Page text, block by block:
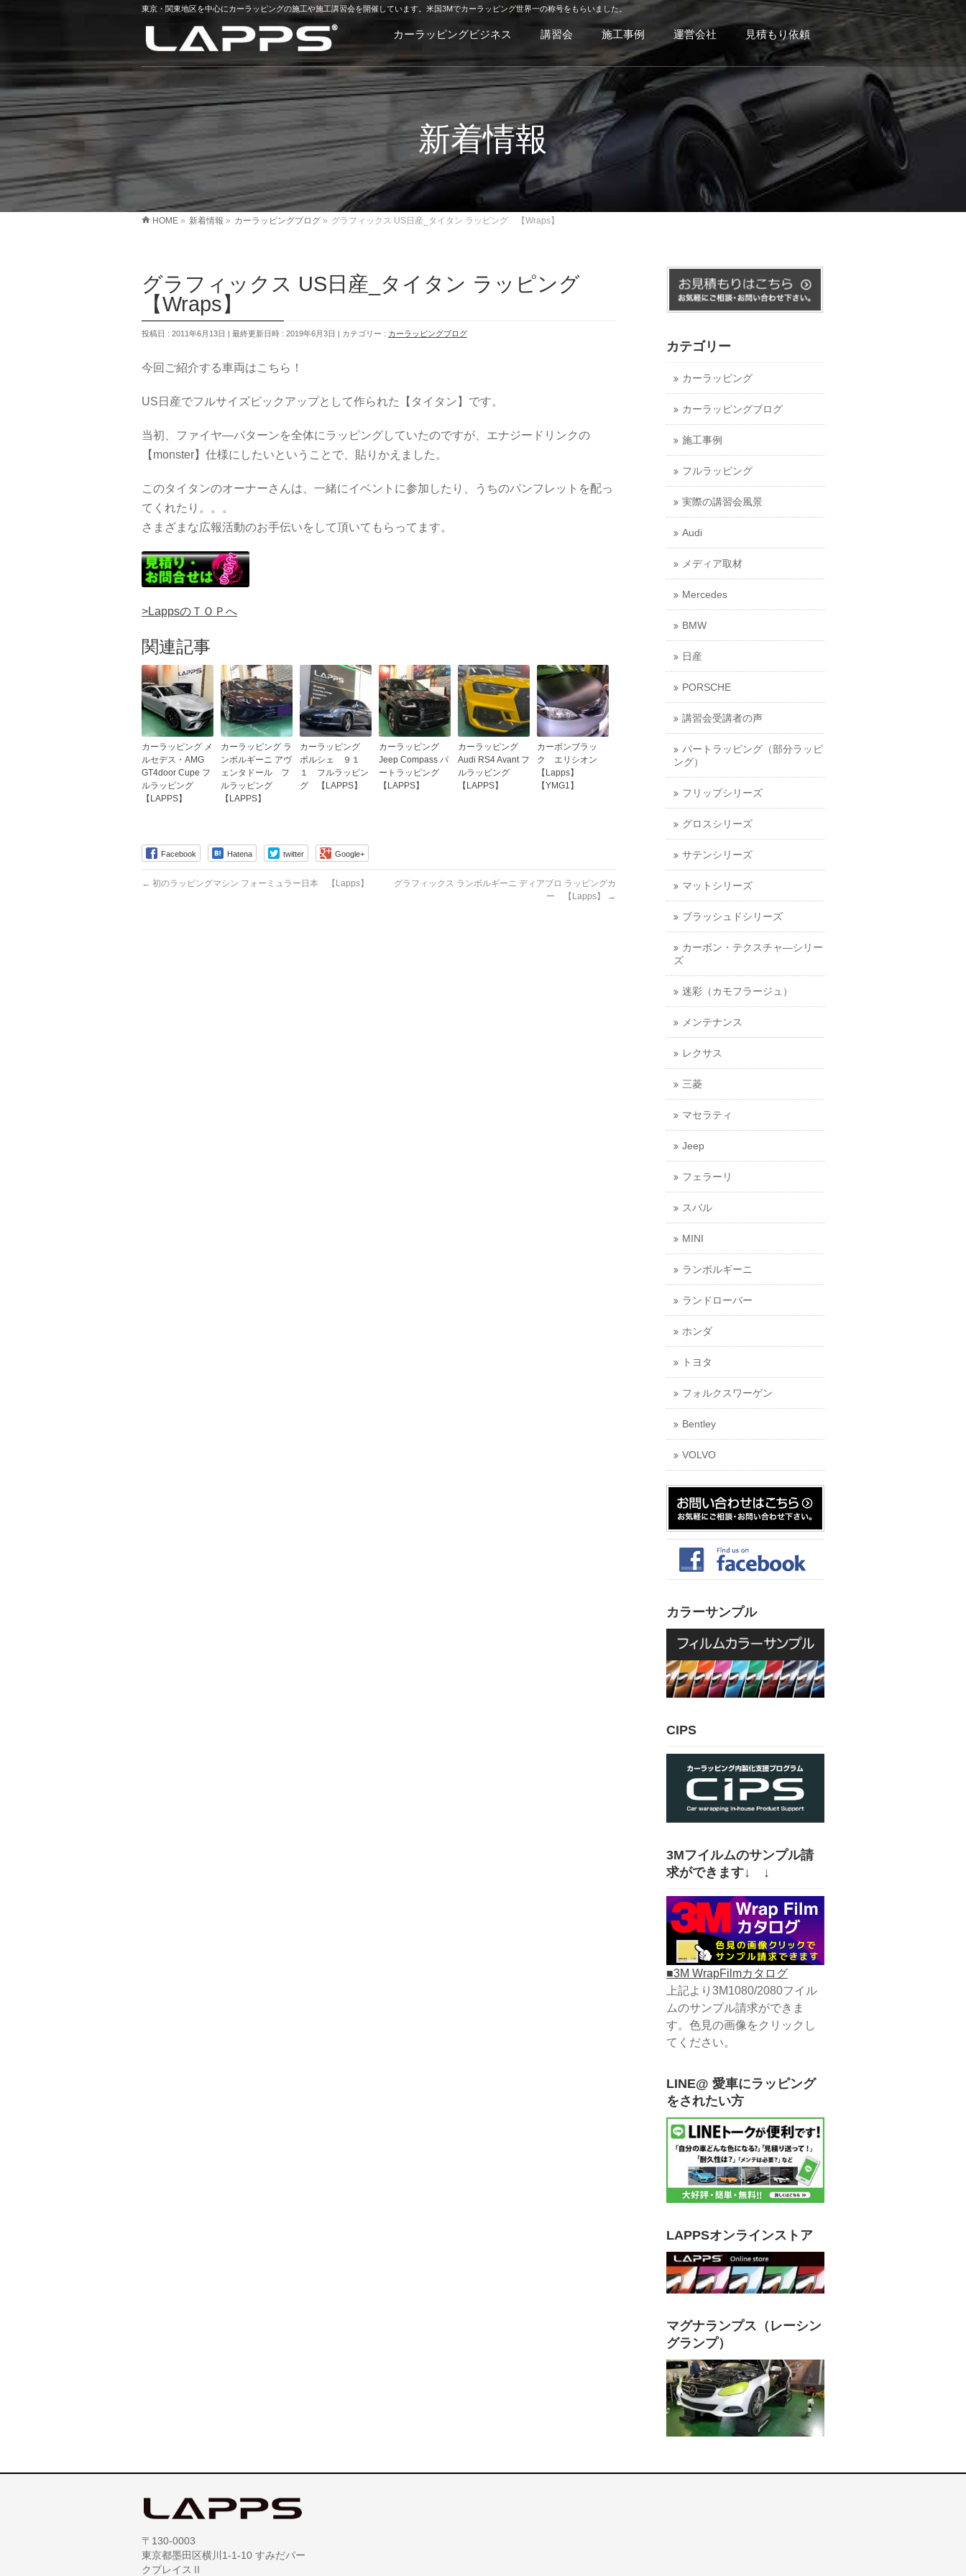
東京・関東地区を中心にカーラッピングの施工や施工講習会を開催しています。米国3Mでカーラッピング世界一の称号をもらいました。
カーラッピングビジネス 講習会 施工事例 運営会社 見積もり依頼
新着情報
HOME » 新着情報 » カーラッピングブログ » グラフィックス US日産_タイタン ラッピング 【Wraps】
グラフィックス US日産_タイタン ラッピング
【Wraps】
投稿日 : 2011年6月13日 最終更新日時 : 2019年6月3日 カテゴリー : カーラッピングブログ
今回ご紹介する車両はこちら！
US日産でフルサイズピックアップとして作られた【タイタン】です。
当初、ファイヤ―パターンを全体にラッピングしていたのですが、エナジードリンクの
【monster】仕様にしたいということで、貼りかえました。
このタイタンのオーナーさんは、一緒にイベントに参加したり、うちのパンフレットを配っ
てくれたり。。。
さまざまな広報活動のお手伝いをして頂いてもらってます。
>LappsのＴＯＰへ
関連記事
カーラッピング メ
ルセデス・AMG
GT4door Cupe フ
ルラッピング
【LAPPS】
カーラッピング ラ
ンボルギーニ アヴ
ェンタドール フ
ルラッピング
【LAPPS】
カーラッピング
ポルシェ ９１
１ フルラッピン
グ 【LAPPS】
カーラッピング
Jeep Compass パ
ートラッピング
【LAPPS】
カーラッピング
Audi RS4 Avant フ
ルラッピング
【LAPPS】
カーボンブラッ
ク エリシオン
【Lapps】
【YMG1】
Facebook Hatena twitter Google+
← 初のラッピングマシン フォーミュラー日本 【Lapps】
グラフィックス ランボルギーニ ディアブロ ラッピングカ
ー 【Lapps】
→
カテゴリー
カーラッピング
カーラッピングブログ
施工事例
フルラッピング
実際の講習会風景
Audi
メディア取材
Mercedes
BMW
日産
PORSCHE
講習会受講者の声
パートラッピング（部分ラッピ
ング）
フリップシリーズ
グロスシリーズ
サテンシリーズ
マットシリーズ
ブラッシュドシリーズ
カーボン・テクスチャ―シリー
ズ
迷彩（カモフラージュ）
メンテナンス
レクサス
三菱
マセラティ
Jeep
フェラーリ
スバル
MINI
ランボルギーニ
ランドローバー
ホンダ
トヨタ
フォルクスワーゲン
Bentley
VOLVO
カラーサンプル
CIPS
3Mフイルムのサンプル請
求ができます↓ ↓
■3M WrapFilmカタログ
上記より3M1080/2080フイル
ムのサンプル請求ができま
す。色見の画像をクリックし
てください。
LINE@ 愛車にラッピング
をされたい方
LAPPSオンラインストア
マグナランプス（レーシン
グランプ）
〒130-0003
東京都墨田区横川1-1-10 すみだパー
クプレイスⅡ